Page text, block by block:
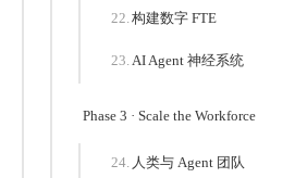
构建数字 FTE
AI Agent 神经系统
Phase 3 · Scale the Workforce
人类与 Agent 团队